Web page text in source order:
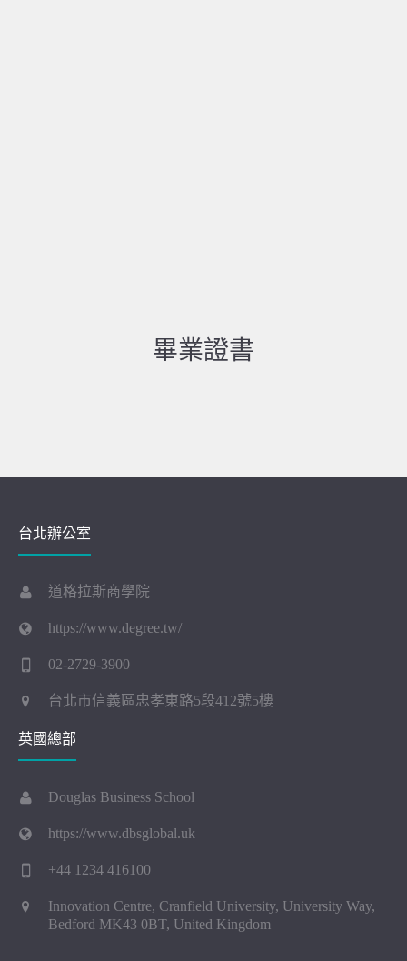
畢業證書
台北辦公室
道格拉斯商學院
https://www.degree.tw/
02-2729-3900
台北市信義區忠孝東路5段412號5樓
英國總部
Douglas Business School
https://www.dbsglobal.uk
+44 1234 416100
Innovation Centre, Cranfield University, University Way,
Bedford MK43 0BT, United Kingdom